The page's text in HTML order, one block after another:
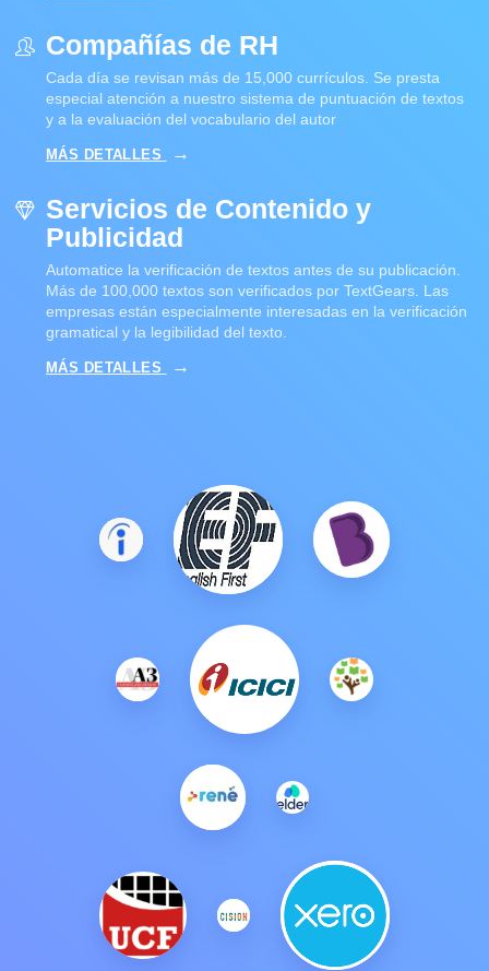
Compañías de RH
Cada día se revisan más de 15,000 currículos. Se presta
especial atención a nuestro sistema de puntuación de textos
y a la evaluación del vocabulario del autor
MÁS DETALLES
Servicios de Contenido y
Publicidad
Automatice la verificación de textos antes de su publicación.
Más de 100,000 textos son verificados por TextGears. Las
empresas están especialmente interesadas en la verificación
gramatical y la legibilidad del texto.
MÁS DETALLES